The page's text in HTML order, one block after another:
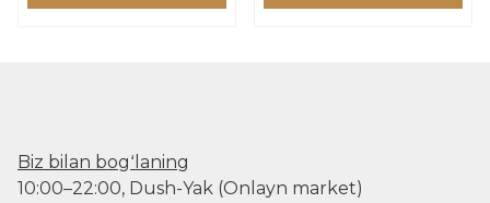
Biz bilan bogʻlaning
10:00–22:00, Dush-Yak (Onlayn market)